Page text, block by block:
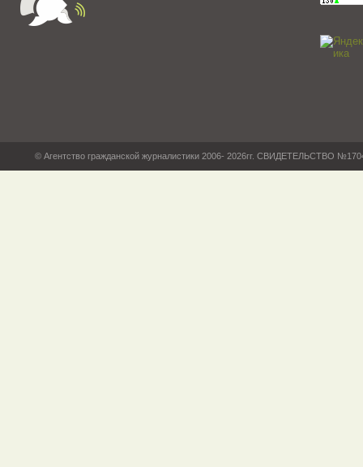
© Агентство гражданской журналистики 2006- 2026гг. СВИДЕТЕЛЬСТВО